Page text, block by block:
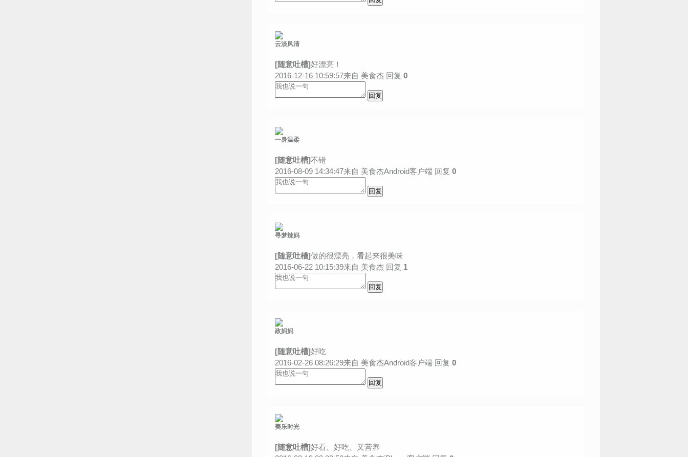
云淡风清
[随意吐槽]好漂亮！
2016-12-16 10:59:57来自 美食杰 回复 0
一身温柔
[随意吐槽]不错
2016-08-09 14:34:47来自 美食杰Android客户端 回复 0
寻梦辣妈
[随意吐槽]做的很漂亮，看起来很美味
2016-06-22 10:15:39来自 美食杰 回复 1
政妈妈
[随意吐槽]好吃
2016-02-26 08:26:29来自 美食杰Android客户端 回复 0
美乐时光
[随意吐槽]好看、好吃、又营养